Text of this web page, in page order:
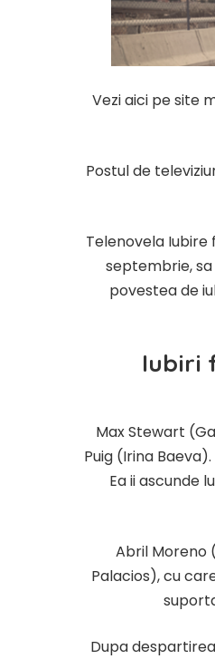
Vezi aici pe site
Postul de
Telenovela Iubire
septembrie, sa
povestea de
Iubiri
Max Stewart
Puig (Irina
Ea ii ascunde
Abril Moreno
Palacios), cu
Dupa